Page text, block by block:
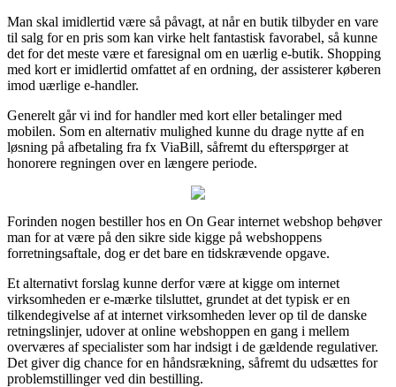
Man skal imidlertid være så påvagt, at når en butik tilbyder en vare
til salg for en pris som kan virke helt fantastisk favorabel, så kunne
det for det meste være et faresignal om en uærlig e-butik. Shopping
med kort er imidlertid omfattet af en ordning, der assisterer køberen
imod uærlige e-handler.
Generelt går vi ind for handler med kort eller betalinger med
mobilen. Som en alternativ mulighed kunne du drage nytte af en
løsning på afbetaling fra fx ViaBill, såfremt du efterspørger at
honorere regningen over en længere periode.
Forinden nogen bestiller hos en On Gear internet webshop behøver
man for at være på den sikre side kigge på webshoppens
forretningsaftale, dog er det bare en tidskrævende opgave.
Et alternativt forslag kunne derfor være at kigge om internet
virksomheden er e-mærke tilsluttet, grundet at det typisk er en
tilkendegivelse af at internet virksomheden lever op til de danske
retningslinjer, udover at online webshoppen en gang i mellem
overværes af specialister som har indsigt i de gældende regulativer.
Det giver dig chance for en håndsrækning, såfremt du udsættes for
problemstillinger ved din bestilling.